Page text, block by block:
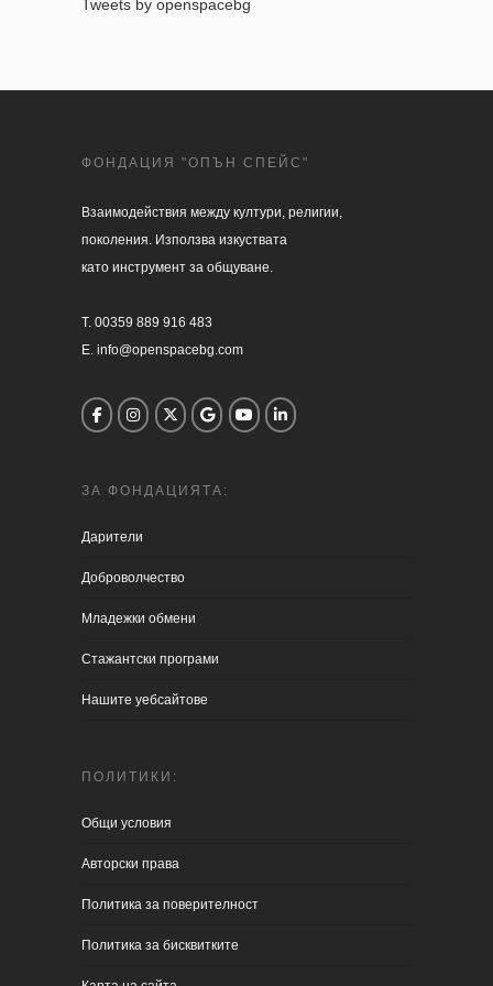
Tweets by openspacebg
ФОНДАЦИЯ "ОПЪН СПЕЙС"
Взаимодействия между култури, религии,
поколения. Използва изкуствата
като инструмент за общуване.
T. 00359 889 916 483
E. info@openspacebg.com
ЗА ФОНДАЦИЯТА:
Дарители
Доброволчество
Младежки обмени
Стажантски програми
Нашите уебсайтове
ПОЛИТИКИ:
Общи условия
Aвторски права
Политика за поверителност
Политика за бисквитките